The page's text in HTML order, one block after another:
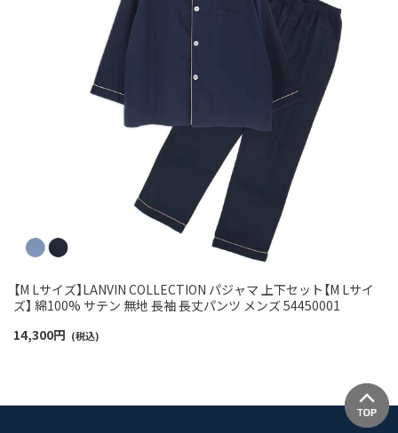
【M Lサイズ】LANVIN COLLECTION パジャマ 上下セット【M Lサイ
ズ】 綿100% サテン 無地 長袖 長丈パンツ メンズ 54450001
14,300円 (税込)